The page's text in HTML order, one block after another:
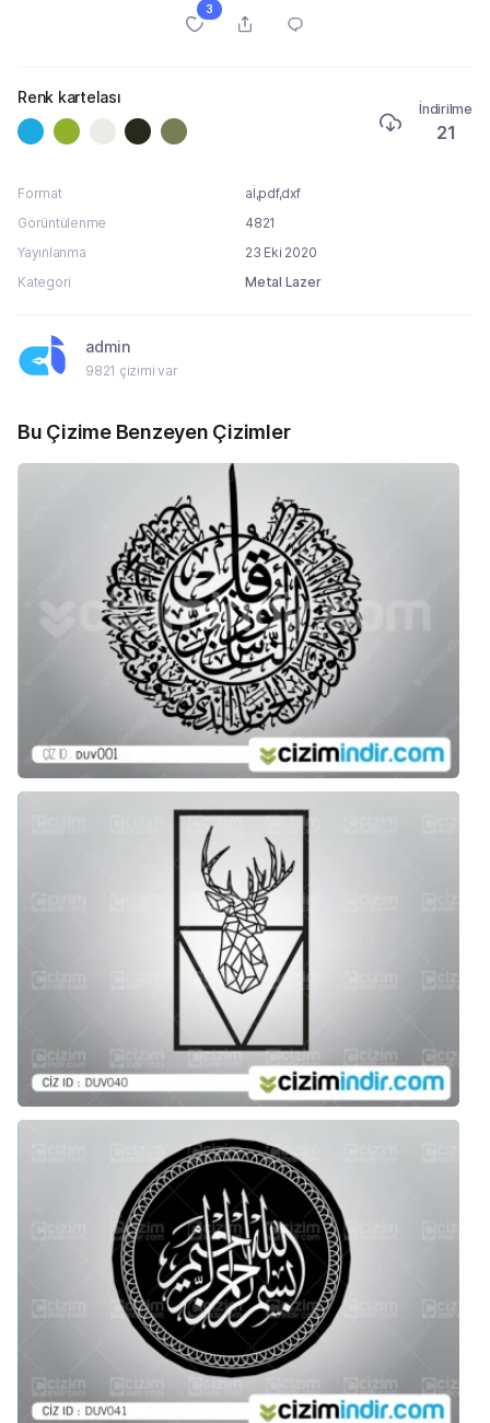
3
Renk kartelası
İndirilme
21
Format
aİ,pdf,dxf
Görüntülenme
4821
Yayınlanma
23 Eki 2020
Kategori
Metal Lazer
admin
9821 çizimi var
Bu Çizime Benzeyen Çizimler